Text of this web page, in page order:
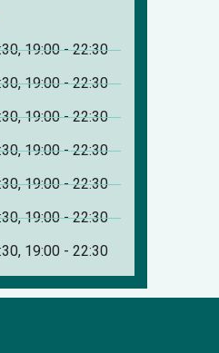
19:00 - 22:30
19:00 - 22:30
19:00 - 22:30
19:00 - 22:30
19:00 - 22:30
19:00 - 22:30
19:00 - 22:30